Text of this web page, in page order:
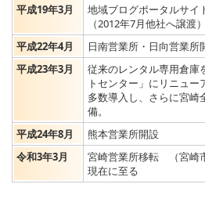
平成19年3月
地域ブログポータルサイ
（2012年7月他社へ譲渡）
平成22年4月
日南営業所・日向営業所
平成23年3月
従来のレンタル専用倉庫
トセンター」にリニュ
多数導入し、さらに宮崎
備。
平成24年8月
熊本営業所開設
令和3年3月
宮崎営業所移転 （宮崎
現在に至る